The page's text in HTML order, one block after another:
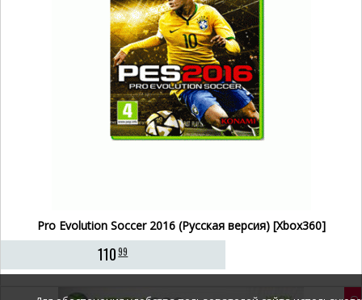
Pro Evolution Soccer 2016 (Русская версия) [Xbox360]
11099